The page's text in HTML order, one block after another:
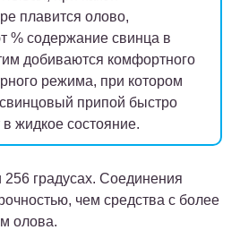
плавится олово,
% содержание свинца в
добиваются комфортного
режима, при котором
припой быстро
в жидкое состояние.
градусах. Соединения
чем средства с более
олова.